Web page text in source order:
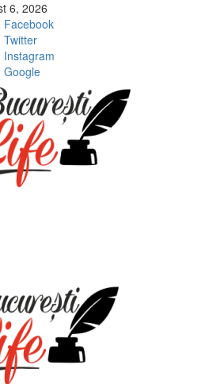
6, 2026
Facebook
Twitter
Instagram
Google